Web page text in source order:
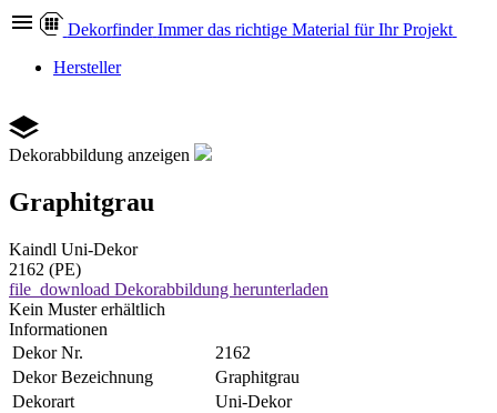
Dekorfinder Immer das richtige Material für Ihr Projekt
Hersteller
Dekorabbildung anzeigen
Graphitgrau
Kaindl Uni-Dekor
2162 (PE)
file_download Dekorabbildung herunterladen
Kein Muster erhältlich
Informationen
Dekor Nr.
2162
Dekor Bezeichnung
Graphitgrau
Dekorart
Uni-Dekor